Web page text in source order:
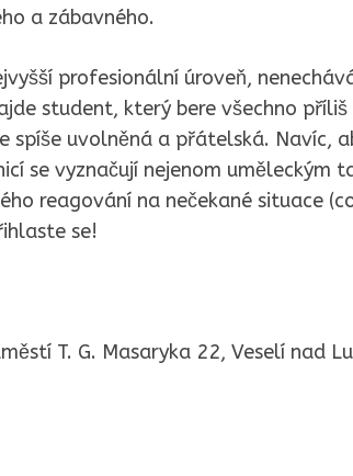
a zábavného.
profesionální úroveň,
student, který bere všechno příliš
spíše uvolněná a přátelská. Navíc,
se vyznačují nejenom uměleckým
reagování na nečekané situace
se!
T. G. Masaryka 22, Veselí nad